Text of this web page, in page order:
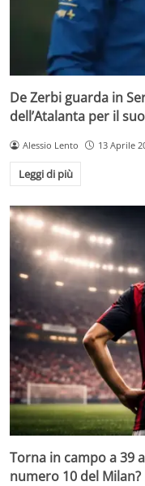
De Zerbi guarda in
dell’Atalanta per il
Alessio Lento 13 Aprile
Leggi di più
Torna in campo a 39
numero 10 del Milan?